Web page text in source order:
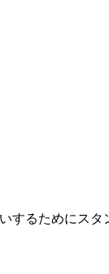
するためにス